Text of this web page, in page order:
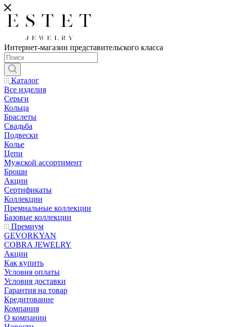
Интернет-магазин представительского класса
Каталог
Все изделия
Серьги
Кольца
Браслеты
Свадьба
Подвески
Колье
Цепи
Мужской ассортимент
Броши
Акции
Сертификаты
Коллекции
Премиальные коллекции
Базовые коллекции
Премиум
GEVORKYAN
COBRA JEWELRY
Акции
Как купить
Условия оплаты
Условия доставки
Гарантия на товар
Кредитование
Компания
О компании